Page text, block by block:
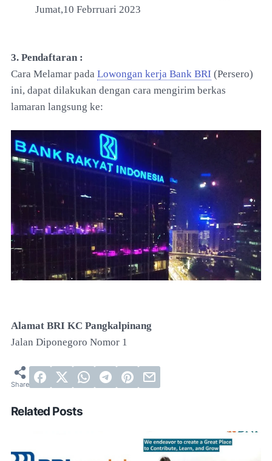
Jumat,10 Febrruari 2023
3. Pendaftaran :
Cara Melamar pada Lowongan kerja Bank BRI (Persero)
ini, dapat dilakukan dengan cara mengirim berkas
lamaran langsung ke:
Alamat BRI KC Pangkalpinang
Jalan Diponegoro Nomor 1
Related Posts